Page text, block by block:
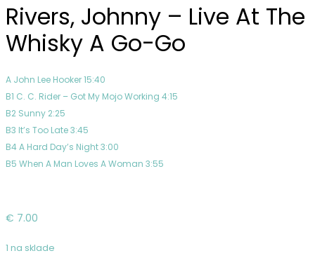
Dandy
Need
Somebody
Rivers, Johnny – Live At The
Whisky A Go-Go
A John Lee Hooker 15:40
B1 C. C. Rider – Got My Mojo Working 4:15
B2 Sunny 2:25
B3 It’s Too Late 3:45
B4 A Hard Day’s Night 3:00
B5 When A Man Loves A Woman 3:55
€ 7.00
1 na sklade